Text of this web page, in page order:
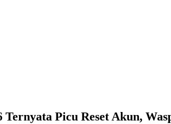
Picu Reset Akun,